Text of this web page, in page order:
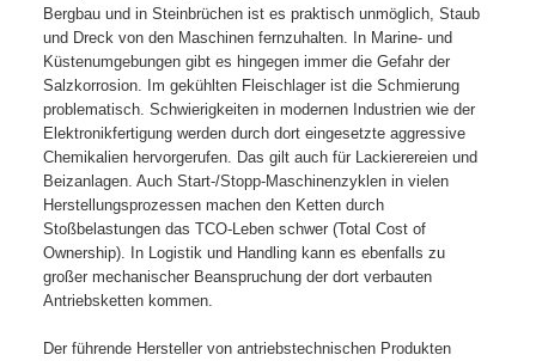
Bergbau und in Steinbrüchen ist es praktisch unmöglich, Staub
und Dreck von den Maschinen fernzuhalten. In Marine- und
Küstenumgebungen gibt es hingegen immer die Gefahr der
Salzkorrosion. Im gekühlten Fleischlager ist die Schmierung
problematisch. Schwierigkeiten in modernen Industrien wie der
Elektronikfertigung werden durch dort eingesetzte aggressive
Chemikalien hervorgerufen. Das gilt auch für Lackierereien und
Beizanlagen. Auch Start-/Stopp-Maschinenzyklen in vielen
Herstellungsprozessen machen den Ketten durch
Stoßbelastungen das TCO-Leben schwer (Total Cost of
Ownership). In Logistik und Handling kann es ebenfalls zu
großer mechanischer Beanspruchung der dort verbauten
Antriebsketten kommen.
Der führende Hersteller von antriebstechnischen Produkten